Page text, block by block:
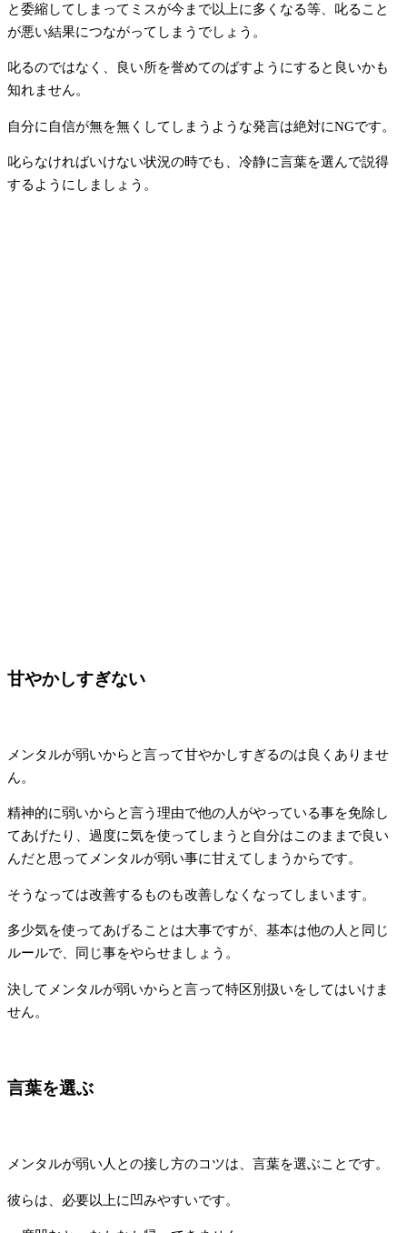
と委縮してしまってミスが今まで以上に多くなる等、叱ること
が悪い結果につながってしまうでしょう。
叱るのではなく、良い所を誉めてのばすようにすると良いかも
知れません。
自分に自信が無を無くしてしまうような発言は絶対にNGです。
叱らなければいけない状況の時でも、冷静に言葉を選んで説得
するようにしましょう。
甘やかしすぎない
メンタルが弱いからと言って甘やかしすぎるのは良くありませ
ん。
精神的に弱いからと言う理由で他の人がやっている事を免除し
てあげたり、過度に気を使ってしまうと自分はこのままで良い
んだと思ってメンタルが弱い事に甘えてしまうからです。
そうなっては改善するものも改善しなくなってしまいます。
多少気を使ってあげることは大事ですが、基本は他の人と同じ
ルールで、同じ事をやらせましょう。
決してメンタルが弱いからと言って特区別扱いをしてはいけま
せん。
言葉を選ぶ
メンタルが弱い人との接し方のコツは、言葉を選ぶことです。
彼らは、必要以上に凹みやすいです。